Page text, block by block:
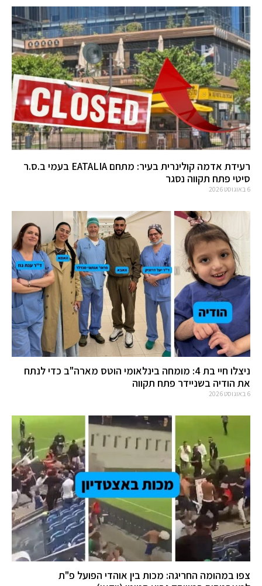
רעידת אדמה קולינרית בעיר: מתחם EATALIA בעמי ב.ס.ר
סיטי פתח תקווה נסגר
6 באוגוסט 2026
ניצלו חיי בת 4: מומחה בינלאומי הוטס מארה"ב כדי לנתח
את הודיה בשניידר פתח תקווה
6 באוגוסט 2026
צפו במהומה החריגה: מכות בין אוהדי הפועל פ"ת